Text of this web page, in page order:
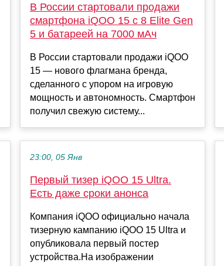
В России стартовали продажи
смартфона iQOO 15 с 8 Elite Gen
5 и батареей на 7000 мАч
В России стартовали продажи iQOO
15 — нового флагмана бренда,
сделанного с упором на игровую
мощность и автономность. Смартфон
получил свежую систему...
23:00, 05 Янв
Первый тизер iQOO 15 Ultra.
Есть даже сроки анонса
Компания iQOO официально начала
тизерную кампанию iQOO 15 Ultra и
опубликовала первый постер
устройства.На изображении